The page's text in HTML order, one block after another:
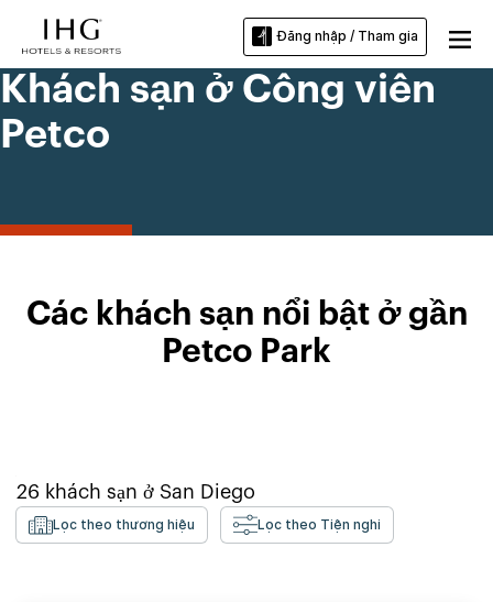
Đăng nhập / Tham gia
Khách sạn ở Công viên
Petco
Các khách sạn nổi bật ở gần
Petco Park
26 khách sạn ở San Diego
Lọc theo thương hiệu Lọc theo Tiện nghi